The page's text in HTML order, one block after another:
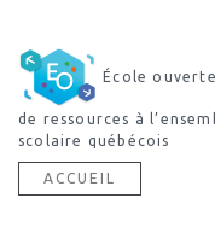
École
de ressources à
scolaire québécois
ACCUEIL